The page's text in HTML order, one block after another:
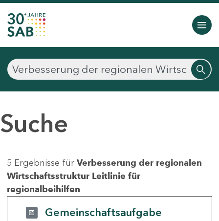
Suche
5 Ergebnisse für Verbesserung der regionalen
Wirtschaftsstruktur Leitlinie für
regionalbeihilfen
Gemeinschaftsaufgabe